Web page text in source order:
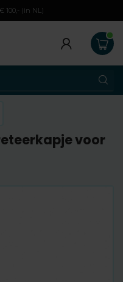
100,- (in NL)
voor